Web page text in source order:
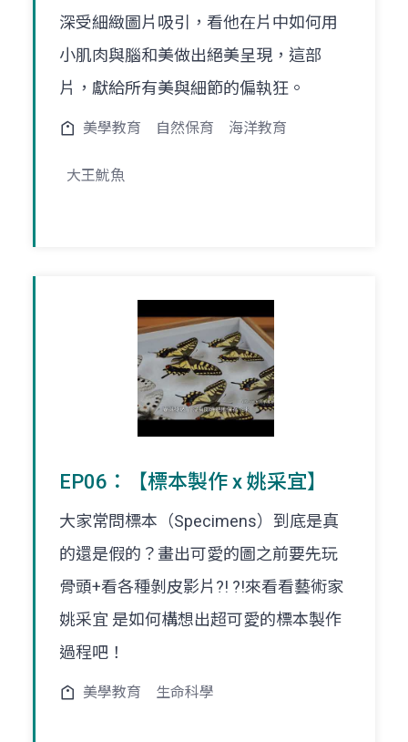
深受細緻圖片吸引，看他在片中如何用
小肌肉與腦和美做出絕美呈現，這部
片，獻給所有美與細節的偏執狂。
美學教育 自然保育 海洋教育
大王魷魚
EP06：【標本製作 x 姚采宜】
大家常問標本（Specimens）到底是真
的還是假的？畫出可愛的圖之前要先玩
骨頭+看各種剝皮影片?! ?!來看看藝術家
姚采宜 是如何構想出超可愛的標本製作
過程吧！
美學教育 生命科學